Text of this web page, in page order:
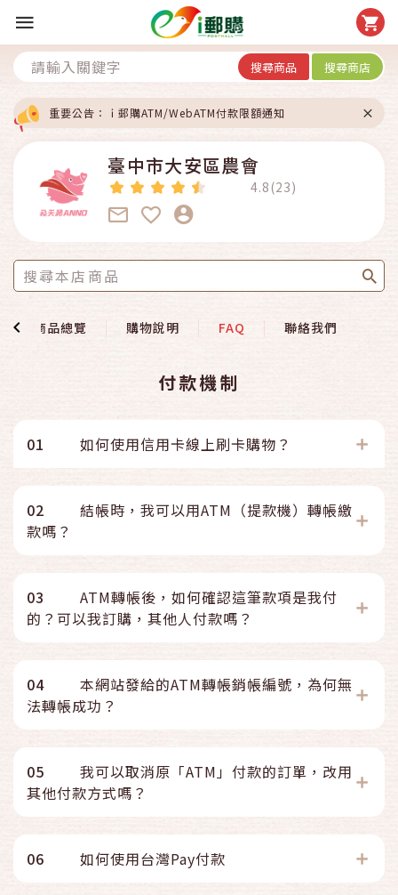
搜尋商品 搜尋商店
重要公告：ｉ郵購ATM/WebATM付款限額通知
臺中市大安區農會
4.8(23)
商品總覽 購物說明 FAQ 聯絡我們
付款機制
01 如何使用信用卡線上刷卡購物？
02
結帳時，我可以用ATM（提款機）轉帳繳
款嗎？
03
ATM轉帳後，如何確認這筆款項是我付
的？可以我訂購，其他人付款嗎？
04
本網站發給的ATM轉帳銷帳編號，為何無
法轉帳成功？
05
我可以取消原「ATM」付款的訂單，改用
其他付款方式嗎？
06 如何使用台灣Pay付款